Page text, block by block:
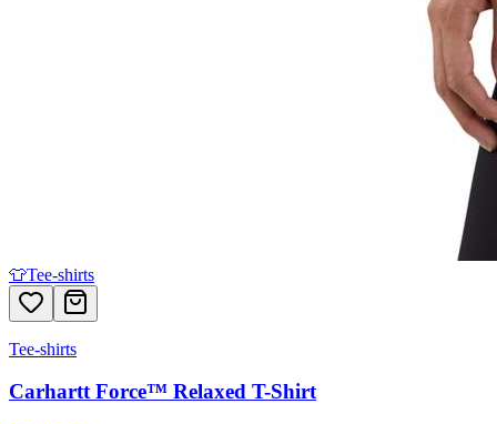
👕Tee-shirts
Tee-shirts
Carhartt Force™ Relaxed T-Shirt